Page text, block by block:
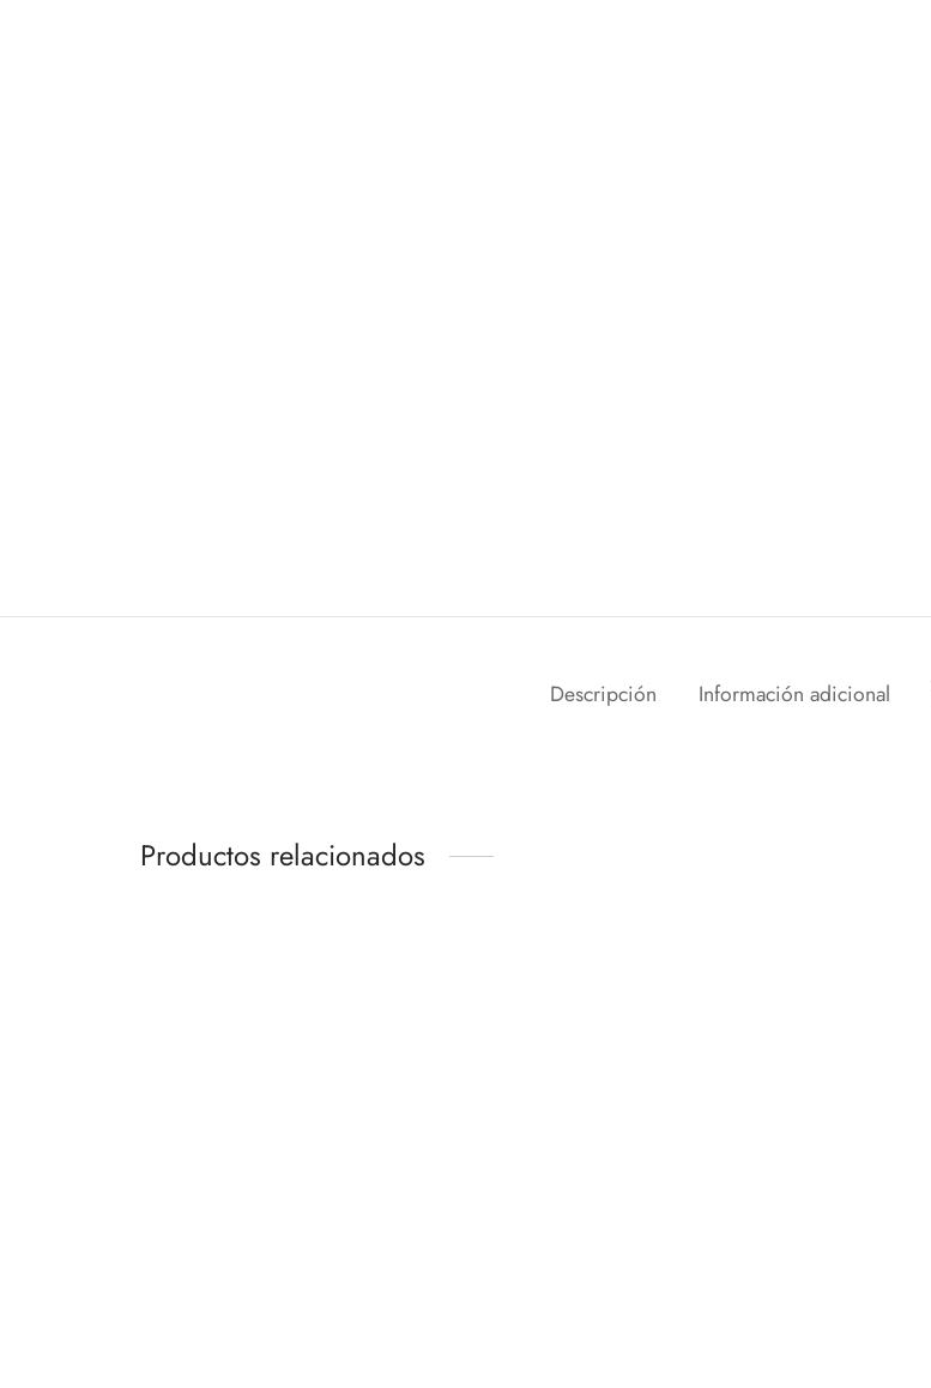
Descripción Información adicional
Productos relacionados